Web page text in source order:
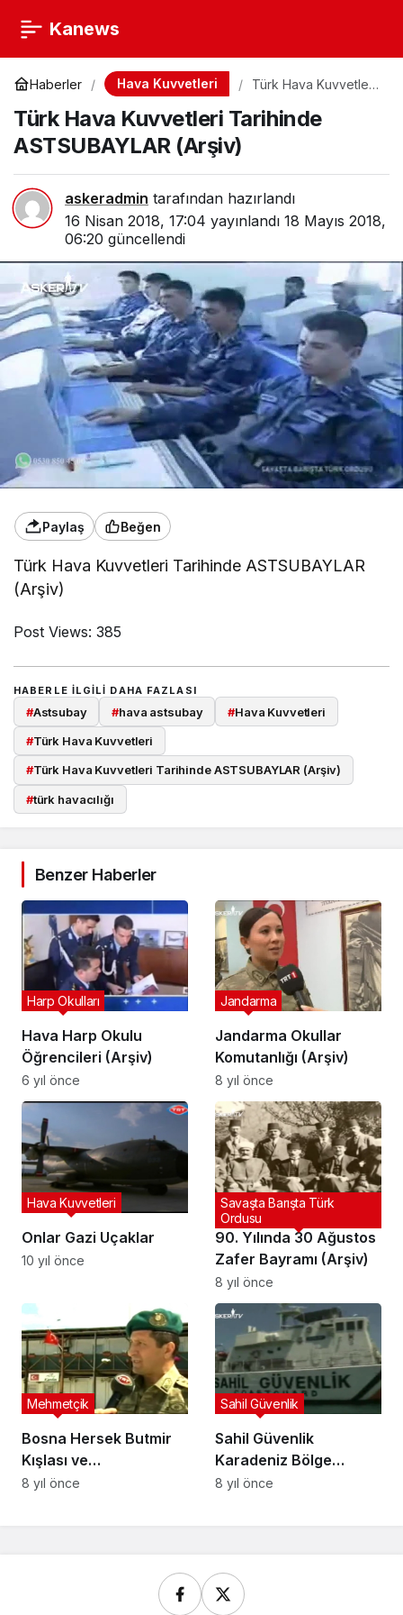
Kanews
Haberler Hava Kuvvetleri
Türk Hava Kuvvetleri
ASTSUBAYLAR
(Arşiv)
Türk Hava Kuvvetleri Tarihinde
ASTSUBAYLAR (Arşiv)
askeradmin tarafından hazırlandı
16 Nisan 2018, 17:04 yayınlandı 18 Mayıs 2018,
06:20 güncellendi
Paylaş Beğen
Türk Hava Kuvvetleri Tarihinde ASTSUBAYLAR
(Arşiv)
Post Views: 385
HABERLE ILGILI DAHA FAZLASI
#Astsubay #hava astsubay #Hava Kuvvetleri
#Türk Hava Kuvvetleri
#Türk Hava Kuvvetleri Tarihinde ASTSUBAYLAR (Arşiv)
#türk havacılığı
Benzer Haberler
Hava Harp Okulu
Öğrencileri (Arşiv)
Harp Okulları
6 yıl önce
Jandarma Okullar
Komutanlığı (Arşiv)
Jandarma
8 yıl önce
Onlar Gazi Uçaklar
Hava Kuvvetleri
10 yıl önce
90. Yılında 30 Ağustos
Zafer Bayramı (Arşiv)
Savaşta Barışta Türk
Ordusu
8 yıl önce
Bosna Hersek Butmir
Kışlası ve
Mehmetçiklerimiz
Mehmetçik
8 yıl önce
Sahil Güvenlik
Karadeniz Bölge
Komutanlığı (Arşiv)
Sahil Güvenlik
8 yıl önce